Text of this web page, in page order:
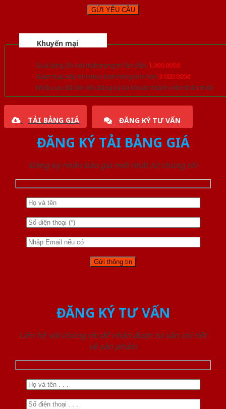
Khuyến mại
Quà tặng đồ nội thất trang trí lên đến 1.000.000đ
Giảm trực tiếp khi mua đơn hàng lớn hơn 3.000.000đ
Nhiều ưu đãi lớn khi đăng ký tài khoản thành viên thân thiết
TẢI BẢNG GIÁ ĐĂNG KÝ TƯ VẤN
ĐĂNG KÝ TẢI BẢNG GIÁ
Đăng ký nhận báo giá mới nhất từ chúng tôi
ĐĂNG KÝ TƯ VẤN
Liên hệ với chúng tôi để nhận được tư vấn chi tiết
về sản phẩm